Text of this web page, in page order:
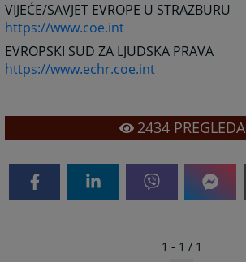
VIJEĆE/SAVJET EVROPE U STRAZBURU
https://www.coe.int
EVROPSKI SUD ZA LJUDSKA PRAVA
https://www.echr.coe.int
2434PREGLEDA
1 - 1 / 1